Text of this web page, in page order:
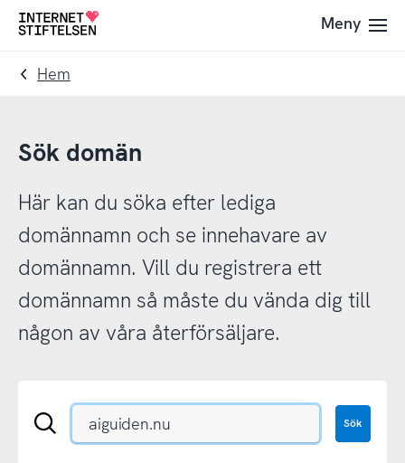
Till
navigering
Till
innehåll
Till
Meny
Hem
Sök domän
Här kan du söka efter lediga
domännamn och se innehavare av
domännamn. Vill du registrera ett
domännamn så måste du vända dig till
någon av våra återförsäljare.
Sök
Sök